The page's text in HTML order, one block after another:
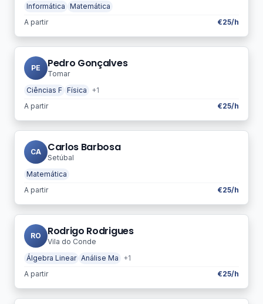
Informática Matemática
A partir
€25/h
PE Pedro Gonçalves
Tomar
Ciências F Física
+1
A partir
€25/h
CA Carlos Barbosa
Setúbal
Matemática
A partir
€25/h
RO Rodrigo Rodrigues
Vila do Conde
Álgebra Linear Análise Ma
+1
A partir
€25/h